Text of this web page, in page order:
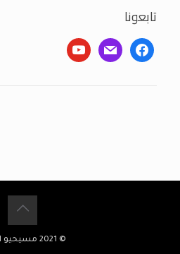
تابعونا
facebook
mail
youtube
© 2021 مسيحيو اليمن